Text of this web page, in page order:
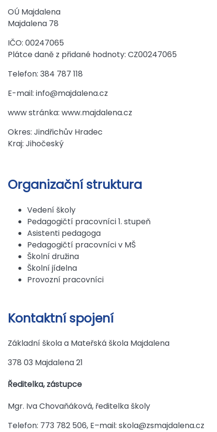
OÚ Majdalena
Majdalena 78
IČO: 00247065
Plátce daně z přidané hodnoty: CZ00247065
Telefon: 384 787 118
E-mail: info@majdalena.cz
www stránka: www.majdalena.cz
Okres: Jindřichův Hradec
Kraj: Jihočeský
Organizační struktura
Vedení školy
Pedagogičtí pracovníci 1. stupeň
Asistenti pedagoga
Pedagogičtí pracovníci v MŠ
Školní družina
Školní jídelna
Provozní pracovníci
Kontaktní spojení
Základní škola a Mateřská škola Majdalena
378 03 Majdalena 21
Ředitelka, zástupce
Mgr. Iva Chovaňáková, ředitelka školy
Telefon: 773 782 506, E–mail: skola@zsmajdalena.cz